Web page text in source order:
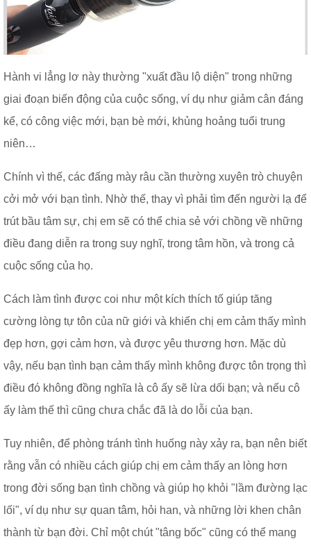
Hành vi lẳng lơ này thường "xuất đầu lộ diện" trong những
giai đoạn biến động của cuộc sống, ví dụ như giảm cân đáng
kể, có công việc mới, bạn bè mới, khủng hoảng tuổi trung
niên…
Chính vì thế, các đấng mày râu cần thường xuyên trò chuyện
cởi mở với bạn tình. Nhờ thế, thay vì phải tìm đến người lạ để
trút bầu tâm sự, chị em sẽ có thể chia sẻ với chồng về những
điều đang diễn ra trong suy nghĩ, trong tâm hồn, và trong cả
cuộc sống của họ.
Cách làm tình được coi như một kích thích tố giúp tăng
cường lòng tự tôn của nữ giới và khiến chị em cảm thấy mình
đẹp hơn, gợi cảm hơn, và được yêu thương hơn. Mặc dù
vậy, nếu bạn tình bạn cảm thấy mình không được tôn trọng thì
điều đó không đồng nghĩa là cô ấy sẽ lừa dối bạn; và nếu cô
ấy làm thế thì cũng chưa chắc đã là do lỗi của bạn.
Tuy nhiên, để phòng tránh tình huống này xảy ra, bạn nên biết
rằng vẫn có nhiều cách giúp chị em cảm thấy an lòng hơn
trong đời sống bạn tình chồng và giúp họ khỏi "lầm đường lạc
lối", ví dụ như sự quan tâm, hỏi han, và những lời khen chân
thành từ bạn đời. Chỉ một chút "tâng bốc" cũng có thể mang